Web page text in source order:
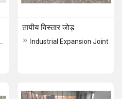
तापीय विस्तार जोड़
Industrial Expansion Joint